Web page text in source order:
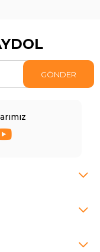
GÖNDER